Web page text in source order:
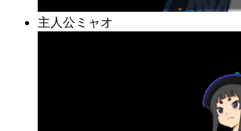
主人公ミャオ